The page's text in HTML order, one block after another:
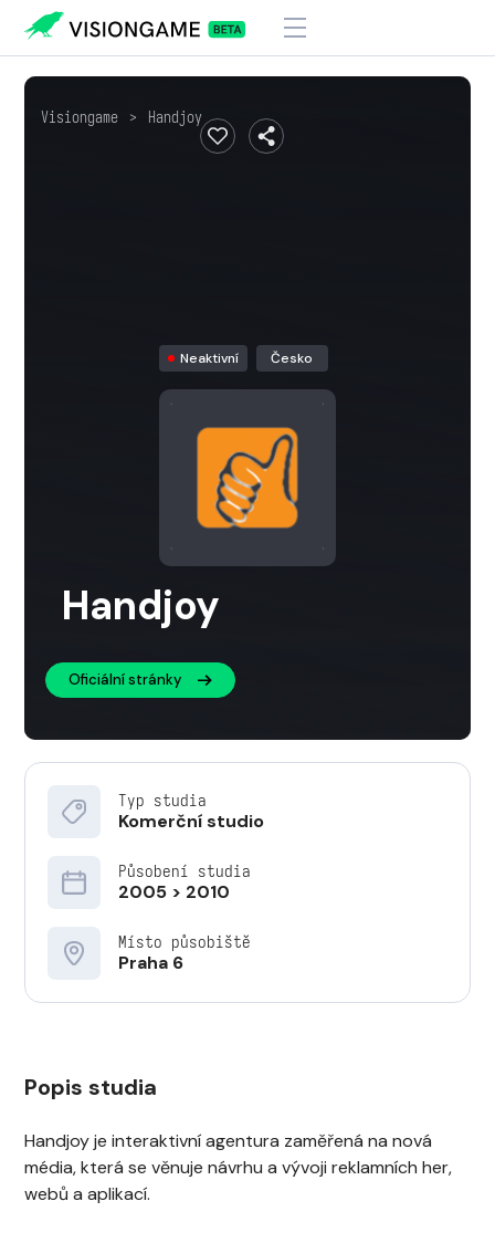
Visiongame > Handjoy
Neaktivní Česko
Handjoy
Oficiální stránky
Typ studia
Komerční studio
Působení studia
2005 > 2010
Místo působiště
Praha 6
Popis studia
Handjoy je interaktivní agentura zaměřená na nová
média, která se věnuje návrhu a vývoji reklamních her,
webů a aplikací.